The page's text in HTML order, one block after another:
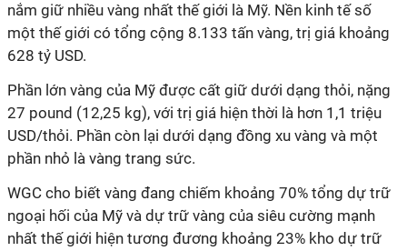
nắm giữ nhiều vàng nhất thế giới là Mỹ. Nền kinh tế số
một thế giới có tổng cộng 8.133 tấn vàng, trị giá khoảng
628 tỷ USD.
Phần lớn vàng của Mỹ được cất giữ dưới dạng thỏi, nặng
27 pound (12,25 kg), với trị giá hiện thời là hơn 1,1 triệu
USD/thỏi. Phần còn lại dưới dạng đồng xu vàng và một
phần nhỏ là vàng trang sức.
WGC cho biết vàng đang chiếm khoảng 70% tổng dự trữ
ngoại hối của Mỹ và dự trữ vàng của siêu cường mạnh
nhất thế giới hiện tương đương khoảng 23% kho dự trữ